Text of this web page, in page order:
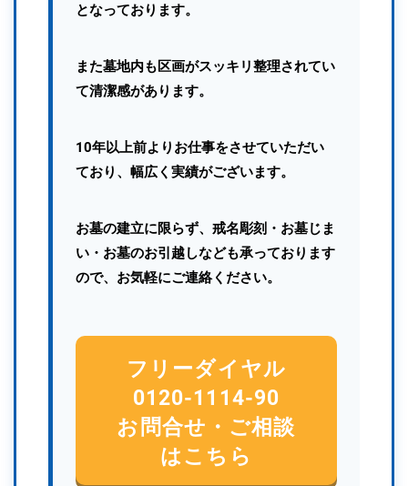
となっております。
また墓地内も区画がスッキリ整理されてい
て清潔感があります。
10年以上前よりお仕事をさせていただい
ており、幅広く実績がございます。
お墓の建立に限らず、戒名彫刻・お墓じま
い・お墓のお引越しなども承っております
ので、お気軽にご連絡ください。
フリーダイヤル
0120-1114-90
お問合せ・ご相談
はこちら